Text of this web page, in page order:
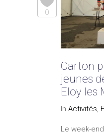
0
Carton
jeunes
Eloy les
In Activités
Le week-